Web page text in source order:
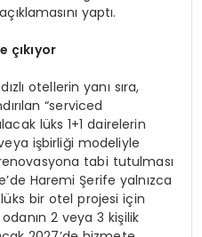
yaptı.
çıkıyor
otellerin yanı sıra,
“serviced
lüks 1+1 dairelerin
işbirliği modeliyle
tabi tutulması
Haremi Şerife yalnızca
bir otel projesi için
2 veya 3 kişilik